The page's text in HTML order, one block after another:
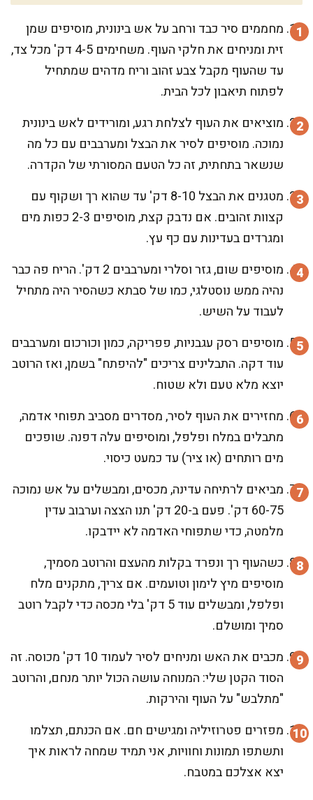
מחממים סיר כבד ורחב על אש בינונית, מוסיפים שמן
זית ומניחים את חלקי העוף. משחימים 4-5 דק' מכל צד,
עד שהעוף מקבל צבע זהוב וריח מדהים שמתחיל
לפתוח תיאבון לכל הבית.
מוציאים את העוף לצלחת רגע, ומורידים לאש בינונית
נמוכה. מוסיפים לסיר את הבצל ומערבבים עם כל מה
שנשאר בתחתית, זה כל הטעם המסורתי של הקדרה.
מטגנים את הבצל 8-10 דק' עד שהוא רך ושקוף עם
קצוות זהובים. אם נדבק קצת, מוסיפים 2-3 כפות מים
ומגרדים בעדינות עם כף עץ.
מוסיפים שום, גזר וסלרי ומערבבים 2 דק'. הריח פה כבר
נהיה ממש נוסטלגי, כמו של סבתא כשהסיר היה מתחיל
לעבוד על השיש.
מוסיפים רסק עגבניות, פפריקה, כמון וכורכום ומערבבים
עוד דקה. התבלינים צריכים "להיפתח" בשמן, ואז הרוטב
יוצא מלא טעם ולא שטוח.
מחזירים את העוף לסיר, מסדרים מסביב תפוחי אדמה,
מתבלים במלח ופלפל, ומוסיפים עלה דפנה. שופכים
מים רותחים (או ציר) עד כמעט כיסוי.
מביאים לרתיחה עדינה, מכסים, ומבשלים על אש נמוכה
60-75 דק'. פעם ב-20 דק' תנו הצצה וערבוב עדין
מלמטה, כדי שתפוחי האדמה לא יידבקו.
כשהעוף רך ונפרד בקלות מהעצם והרוטב מסמיך,
מוסיפים מיץ לימון וטועמים. אם צריך, מתקנים מלח
ופלפל, ומבשלים עוד 5 דק' בלי מכסה כדי לקבל רוטב
סמיך ומושלם.
מכבים את האש ומניחים לסיר לעמוד 10 דק' מכוסה. זה
הסוד הקטן שלי: המנוחה עושה הכול יותר מנחם, והרוטב
"מתלבש" על העוף והירקות.
מפזרים פטרוזיליה ומגישים חם. אם הכנתם, תצלמו
ותשתפו תמונות וחוויות, אני תמיד שמחה לראות איך
יצא אצלכם במטבח.